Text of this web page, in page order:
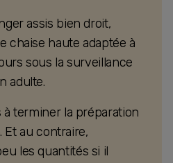
assis bien droit,
chaise haute adaptée à
sous la surveillance
adulte.
terminer la préparation
Et au contraire,
les quantités si il